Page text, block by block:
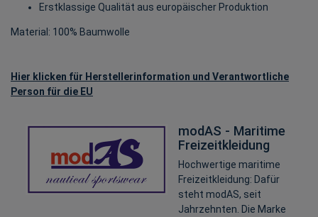
Erstklassige Qualität aus europäischer Produktion
Material: 100% Baumwolle
Hier klicken für Herstellerinformation und Verantwortliche
Person für die EU
modAS - Maritime
Freizeitkleidung
Hochwertige maritime
Freizeitkleidung: Dafür
steht modAS, seit
Jahrzehnten. Die Marke